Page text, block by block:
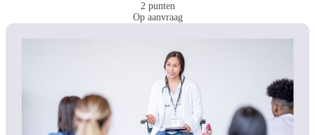
2 punten
Op aanvraag